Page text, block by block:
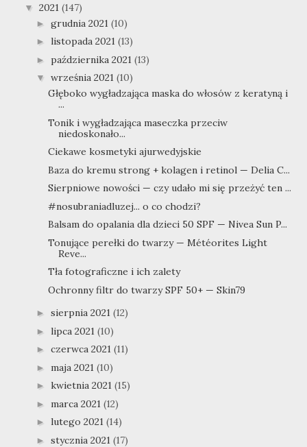
▼ 2021 (147)
► grudnia 2021 (10)
► listopada 2021 (13)
► października 2021 (13)
▼ września 2021 (10)
Głęboko wygładzająca maska do włosów z keratyną i
...
Tonik i wygładzająca maseczka przeciw
niedoskonało...
Ciekawe kosmetyki ajurwedyjskie
Baza do kremu strong + kolagen i retinol — Delia C...
Sierpniowe nowości — czy udało mi się przeżyć ten ...
#nosubraniadluzej... o co chodzi?
Balsam do opalania dla dzieci 50 SPF — Nivea Sun P...
Tonujące perełki do twarzy — Météorites Light
Reve...
Tła fotograficzne i ich zalety
Ochronny filtr do twarzy SPF 50+ — Skin79
► sierpnia 2021 (12)
► lipca 2021 (10)
► czerwca 2021 (11)
► maja 2021 (10)
► kwietnia 2021 (15)
► marca 2021 (12)
► lutego 2021 (14)
► stycznia 2021 (17)